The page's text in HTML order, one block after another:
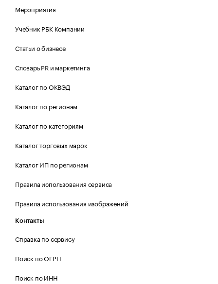
Мероприятия
Учебник РБК Компании
Статьи о бизнесе
Словарь PR и маркетинга
Каталог по ОКВЭД
Каталог по регионам
Каталог по категориям
Каталог торговых марок
Каталог ИП по регионам
Правила использования сервиса
Правила использования изображений
Контакты
Справка по сервису
Поиск по ОГРН
Поиск по ИНН